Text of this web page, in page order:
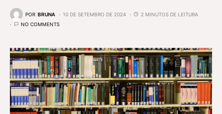
POR BRUNA 10 DE SETEMBRO DE 2024
2 MINUTOS DE LEITURA
NO COMMENTS